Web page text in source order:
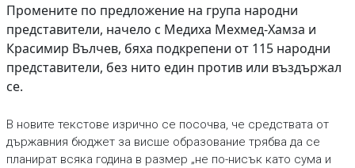
Промените по предложение на група народни
представители, начело с Медиха Мехмед-Хамза и
Красимир Вълчев, бяха подкрепени от 115 народни
представители, без нито един против или въздържал
се.
В новите текстове изрично се посочва, че средствата от
държавния бюджет за висше образование трябва да се
планират всяка година в размер „не по-нисък като сума и